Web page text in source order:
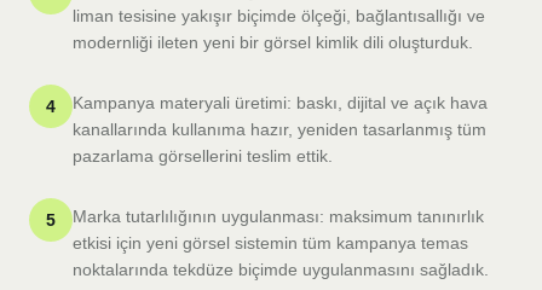
liman tesisine yakışır biçimde ölçeği, bağlantısallığı ve
modernliği ileten yeni bir görsel kimlik dili oluşturduk.
4
Kampanya materyali üretimi: baskı, dijital ve açık hava
kanallarında kullanıma hazır, yeniden tasarlanmış tüm
pazarlama görsellerini teslim ettik.
5
Marka tutarlılığının uygulanması: maksimum tanınırlık
etkisi için yeni görsel sistemin tüm kampanya temas
noktalarında tekdüze biçimde uygulanmasını sağladık.